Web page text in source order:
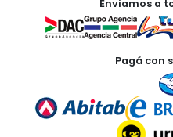
Enviamos a
Pagá con
Agregá un